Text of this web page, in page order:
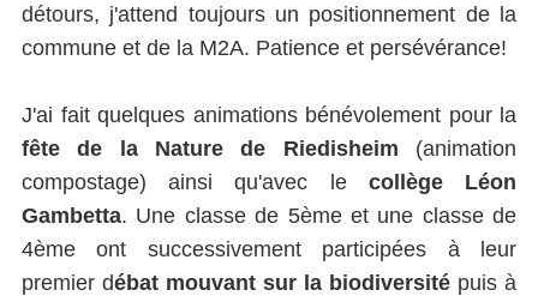
détours, j'attend toujours un positionnement de la
commune et de la M2A. Patience et persévérance!
J'ai fait quelques animations bénévolement pour la
fête de la Nature de Riedisheim (animation
compostage) ainsi qu'avec le collège Léon
Gambetta. Une classe de 5ème et une classe de
4ème ont successivement participées à leur
premier débat mouvant sur la biodiversité puis à